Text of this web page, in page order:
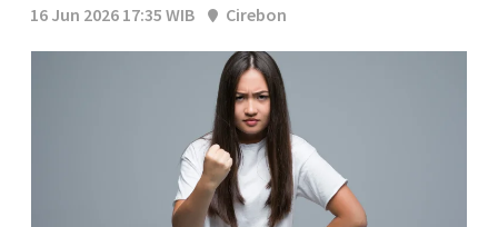
16 Jun 2026 17:35 WIB
Cirebon